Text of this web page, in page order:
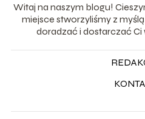
Witaj na naszym blogu!
miejsce stworzyliśmy z
doradzać i dostarczać